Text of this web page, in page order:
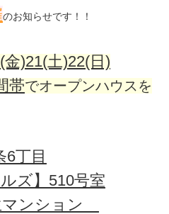
のお知らせです！！
)21(土)22(日)
帯でオープンハウスを
6丁目
ズ】510号室
マンション